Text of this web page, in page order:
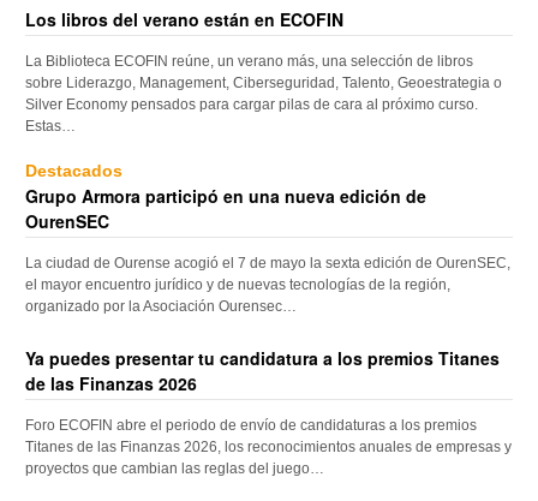
Los libros del verano están en ECOFIN
La Biblioteca ECOFIN reúne, un verano más, una selección de libros
sobre Liderazgo, Management, Ciberseguridad, Talento, Geoestrategia o
Silver Economy pensados para cargar pilas de cara al próximo curso.
Estas…
Destacados
Grupo Armora participó en una nueva edición de
OurenSEC
La ciudad de Ourense acogió el 7 de mayo la sexta edición de OurenSEC,
el mayor encuentro jurídico y de nuevas tecnologías de la región,
organizado por la Asociación Ourensec…
Ya puedes presentar tu candidatura a los premios Titanes
de las Finanzas 2026
Foro ECOFIN abre el periodo de envío de candidaturas a los premios
Titanes de las Finanzas 2026, los reconocimientos anuales de empresas y
proyectos que cambian las reglas del juego…